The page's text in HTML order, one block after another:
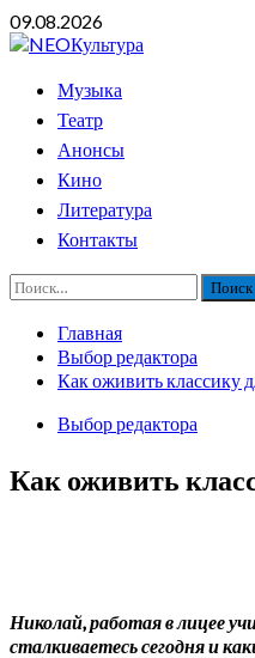
Перейти
к
09.08.2026
ОсновноеМузыка
Театр
Анонсы
Кино
Литература
Контакты
Найти:
Главная
Выбор редактора
Как оживить классику
Выбор редактора
Как оживить
Николай, работая в лицее
сталкиваетесь сегодня и